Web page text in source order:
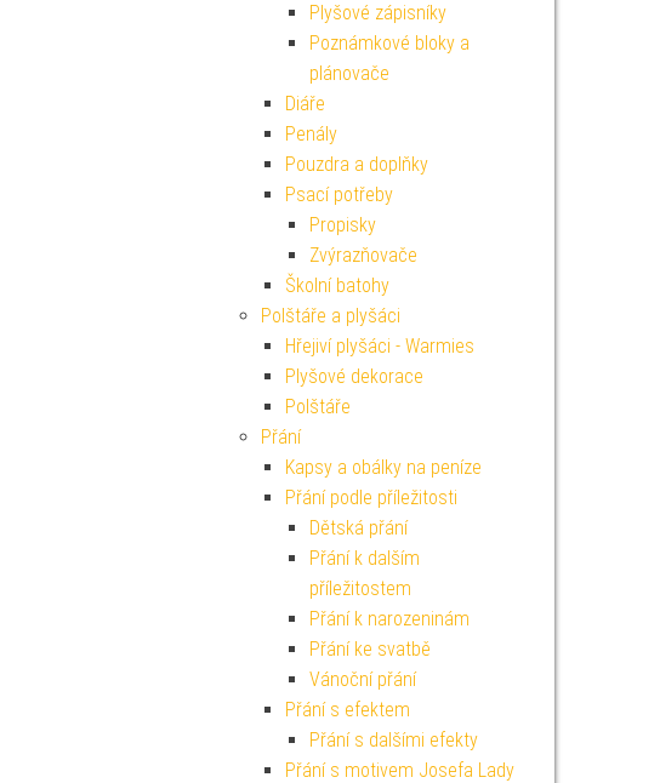
Plyšové zápisníky
Poznámkové bloky a
plánovače
Diáře
Penály
Pouzdra a doplňky
Psací potřeby
Propisky
Zvýrazňovače
Školní batohy
Polštáře a plyšáci
Hřejiví plyšáci - Warmies
Plyšové dekorace
Polštáře
Přání
Kapsy a obálky na peníze
Přání podle příležitosti
Dětská přání
Přání k dalším
příležitostem
Přání k narozeninám
Přání ke svatbě
Vánoční přání
Přání s efektem
Přání s dalšími efekty
Přání s motivem Josefa Lady